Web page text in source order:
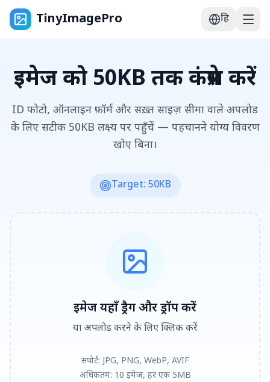
TinyImagePro हि
इमेज को 50KB तक कंप्रेस करें
ID फोटो, ऑनलाइन फ़ॉर्म और सख़्त साइज़ सीमा वाले अपलोड
के लिए सटीक 50KB लक्ष्य पर पहुँचें — पहचानने योग्य विवरण
खोए बिना।
Target: 50KB
इमेज यहाँ ड्रैग और ड्रॉप करें
या अपलोड करने के लिए क्लिक करें
सपोर्ट: JPG, PNG, WebP, AVIF
अधिकतम: 10 इमेज, हर एक 5MB